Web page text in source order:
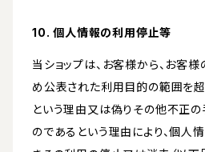
10. 個人情報の利用停止等
当ショップは、お客様から、お客
め公表された利用目的の範囲を
という理由又は偽りその他不正
のであるという理由により、個人